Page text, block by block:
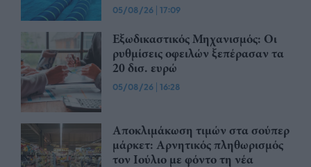
05/08/26 | 17:09
Εξωδικαστικός Μηχανισμός: Οι
ρυθμίσεις οφειλών ξεπέρασαν τα
20 δισ. ευρώ
05/08/26 | 16:28
Αποκλιμάκωση τιμών στα σούπερ
μάρκετ: Αρνητικός πληθωρισμός
τον Ιούλιο με φόντο τη νέα